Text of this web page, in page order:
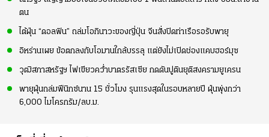
ตน
ไต้ฝุ่น “ดอลฟิน” ถล่มโอกินาวะของญี่ปุ่น จีนสั่งปิดท่าเรือรอรับพายุ
อิหร่านเผย ข้อตกลงกับโอมานใกล้บรรลุ แต่ยังไม่เปิดช่องแคบฮอร์มุซ
วุฒิสภาสหรัฐฯ ไฟเขียวคว่ำบาตรรัสเซีย กดดันปูตินยุติสงครามยูเครน
พายุฝุ่นถล่มฟีนิกซ์นาน 15 ชั่วโมง รุนแรงสุดในรอบหลายปี ฝุ่นพุ่งกว่า
6,000 ไมโครกรัม/ลบ.ม.